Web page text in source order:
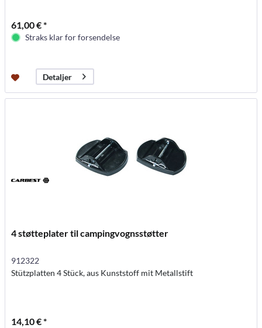
61,00 € *
Straks klar for forsendelse
Detaljer
4 støtteplater til campingvognsstøtter
912322
Stützplatten 4 Stück, aus Kunststoff mit Metallstift
14,10 € *